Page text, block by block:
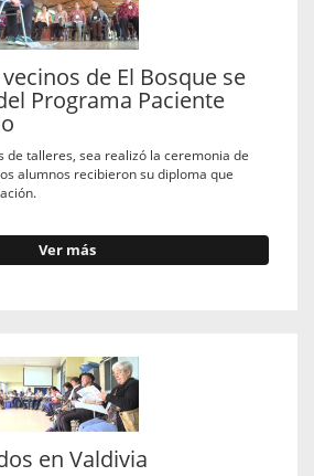
de El Bosque se
Programa Paciente
de talleres, sea realizó la ceremonia de
alumnos recibieron su diploma que
Ver más
en Valdivia